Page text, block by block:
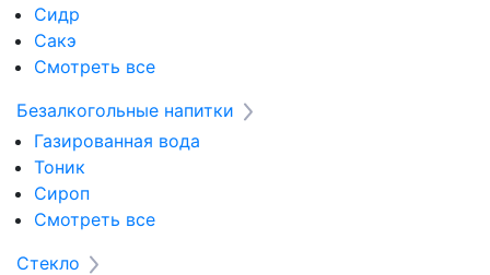
Сидр
Сакэ
Смотреть все
Безалкогольные напитки
Газированная вода
Тоник
Сироп
Смотреть все
Стекло